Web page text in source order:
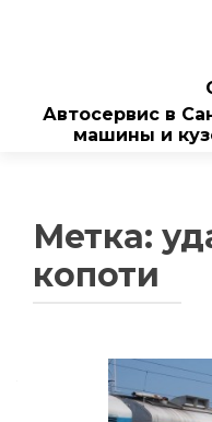
Автосервис в
машины и
Метка:
копоти